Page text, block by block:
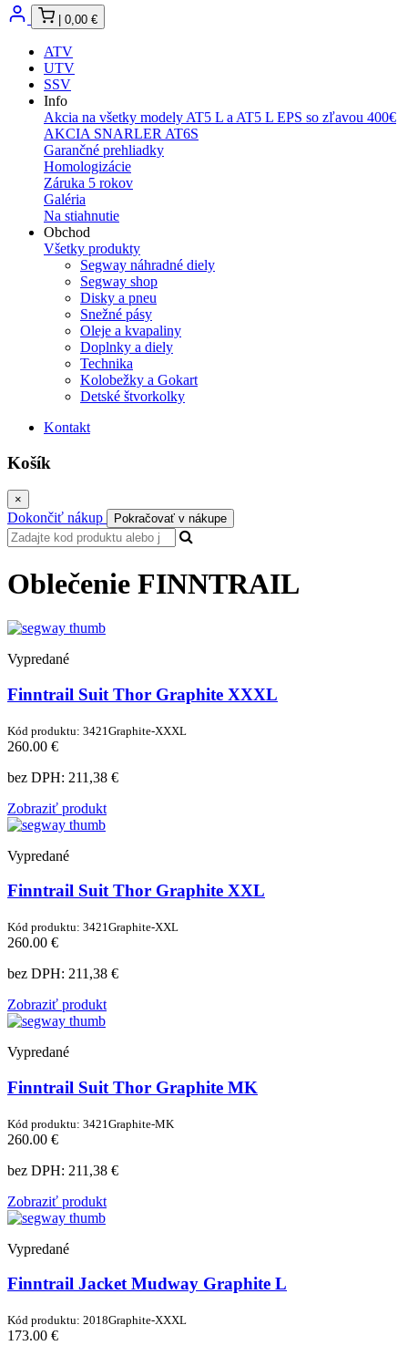
0,00 €
ATV
UTV
SSV
Info
Akcia na všetky modely AT5 L a AT5 L EPS so zľavou 400€
AKCIA SNARLER AT6S
Garančné prehliadky
Homologizácie
Záruka 5 rokov
Galéria
Na stiahnutie
Obchod
Všetky produkty
Segway náhradné diely
Segway shop
Disky a pneu
Snežné pásy
Oleje a kvapaliny
Doplnky a diely
Technika
Kolobežky a Gokart
Detské štvorkolky
Kontakt
Košík
×
Dokončiť nákup Pokračovať v nákupe
Oblečenie FINNTRAIL
Vypredané
Finntrail Suit Thor Graphite XXXL
Kód produktu: 3421Graphite-XXXL
260.00 €
bez DPH: 211,38 €
Zobraziť produkt
Vypredané
Finntrail Suit Thor Graphite XXL
Kód produktu: 3421Graphite-XXL
260.00 €
bez DPH: 211,38 €
Zobraziť produkt
Vypredané
Finntrail Suit Thor Graphite MK
Kód produktu: 3421Graphite-MK
260.00 €
bez DPH: 211,38 €
Zobraziť produkt
Vypredané
Finntrail Jacket Mudway Graphite L
Kód produktu: 2018Graphite-XXXL
173.00 €